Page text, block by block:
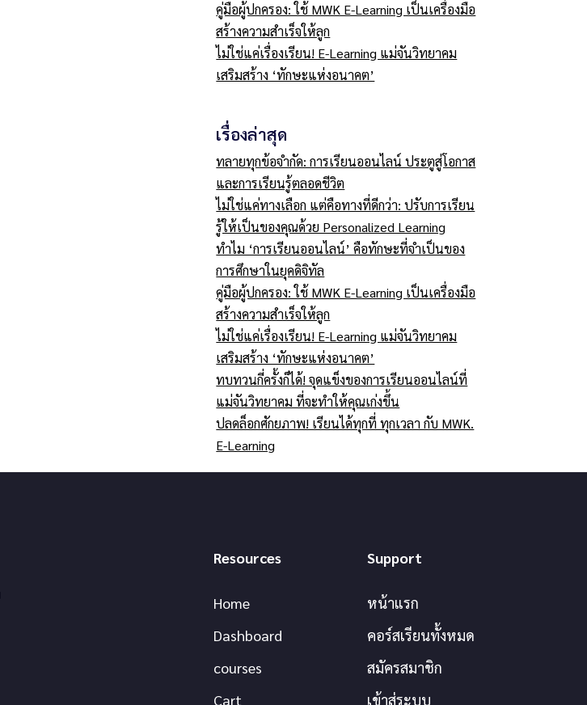
คู่มือผู้ปกครอง: ใช้ MWK E-Learning เป็นเครื่องมือ
สร้างความสำเร็จให้ลูก
ไม่ใช่แค่เรื่องเรียน! E-Learning แม่จันวิทยาคม
เสริมสร้าง ‘ทักษะแห่งอนาคต’
เรื่องล่าสุด
ทลายทุกข้อจำกัด: การเรียนออนไลน์ ประตูสู่โอกาส
และการเรียนรู้ตลอดชีวิต
ไม่ใช่แค่ทางเลือก แต่คือทางที่ดีกว่า: ปรับการเรียน
รู้ให้เป็นของคุณด้วย Personalized Learning
ทำไม ‘การเรียนออนไลน์’ คือทักษะที่จำเป็นของ
การศึกษาในยุคดิจิทัล
คู่มือผู้ปกครอง: ใช้ MWK E-Learning เป็นเครื่องมือ
สร้างความสำเร็จให้ลูก
ไม่ใช่แค่เรื่องเรียน! E-Learning แม่จันวิทยาคม
เสริมสร้าง ‘ทักษะแห่งอนาคต’
ทบทวนกี่ครั้งก็ได้! จุดแข็งของการเรียนออนไลน์ที่
แม่จันวิทยาคม ที่จะทำให้คุณเก่งขึ้น
ปลดล็อกศักยภาพ! เรียนได้ทุกที่ ทุกเวลา กับ MWK.
E-Learning
Resources
Home
Dashboard
courses
Cart
Support
หน้าแรก
คอร์สเรียนทั้งหมด
สมัครสมาชิก
เข้าสู่ระบบ